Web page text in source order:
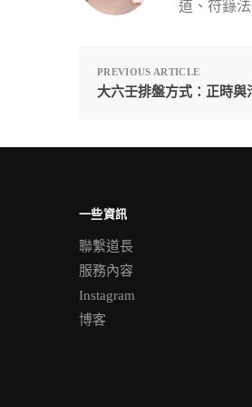
道、符籙
PREVIOUS ARTICLE
大六壬排盤方式：正時與
一些資訊
聯繫道長
服務內容
Instagram
博客